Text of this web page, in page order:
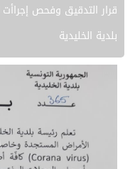
قرار التدقيق وفحص إجراأت
بلدية الخليدية